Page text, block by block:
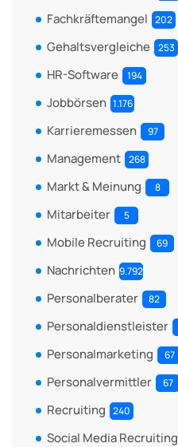
Fachkräftemangel 202
Gehaltsvergleiche 253
HR-Software 194
Jobbörsen 1.176
Karrieremessen 97
Management 268
Markt & Meinung 8
Mitarbeiter 5
Mobile Recruiting 69
Nachrichten 9.792
Personalberater 82
Personaldienstleister
Personalmarketing 67
Personalvermittler 67
Recruiting 240
Social Media Recruiting